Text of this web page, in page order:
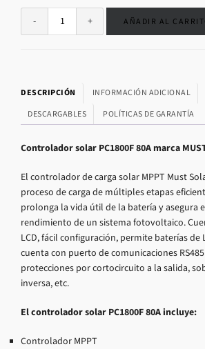
AÑADIR AL
DESCRIPCIÓN INFORMACIÓN ADICIONAL
DESCARGABLES
POLÍTICAS DE GARANTÍA
Controlador solar PC1800F 80A marca
El controlador de carga solar MPPT Must
proceso de carga de múltiples etapas
prolonga la vida útil de la batería y asegura
rendimiento de un sistema fotovoltaico.
LCD, fácil configuración, permite baterías de
cuenta con puerto de comunicaciones
protecciones por cortocircuito a la salida,
inversa, etc.
El controlador solar PC1800F 80A incluye:
Controlador MPPT